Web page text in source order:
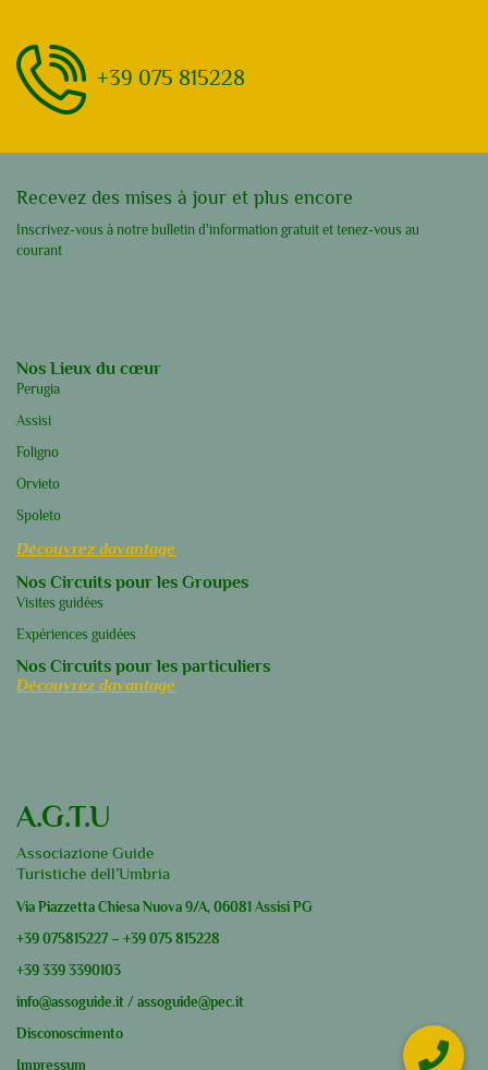
+39 075 815228
Recevez des mises à jour et plus encore
Inscrivez-vous à notre bulletin d'information gratuit et tenez-vous au
courant
Nos Lieux du cœur
Perugia
Assisi
Foligno
Orvieto
Spoleto
Découvrez davantage
Nos Circuits pour les Groupes
Visites guidées
Expériences guidées
Nos Circuits pour les particuliers
Découvrez davantage
A.G.T.U
Associazione Guide
Turistiche dell’Umbria
Via Piazzetta Chiesa Nuova 9/A, 06081 Assisi PG
+39 075815227 – +39 075 815228
+39 339 3390103
info@assoguide.it / assoguide@pec.it
Disconoscimento
Impressum